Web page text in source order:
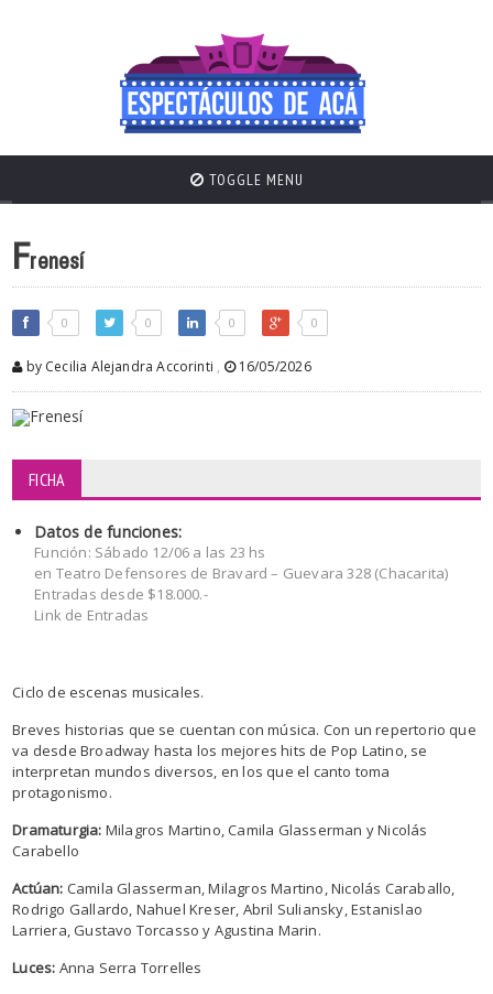
TOGGLE MENU
Frenesí
0 0 0 0
by Cecilia Alejandra Accorinti , 16/05/2026
FICHA
Datos de funciones:
Función: Sábado 12/06 a las 23 hs
en Teatro Defensores de Bravard – Guevara 328 (Chacarita)
Entradas desde $18.000.-
Link de Entradas
Ciclo de escenas musicales.
Breves historias que se cuentan con música. Con un repertorio que
va desde Broadway hasta los mejores hits de Pop Latino, se
interpretan mundos diversos, en los que el canto toma
protagonismo.
Dramaturgia: Milagros Martino, Camila Glasserman y Nicolás
Carabello
Actúan: Camila Glasserman, Milagros Martino, Nicolás Caraballo,
Rodrigo Gallardo, Nahuel Kreser, Abril Suliansky, Estanislao
Larriera, Gustavo Torcasso y Agustina Marin.
Luces: Anna Serra Torrelles